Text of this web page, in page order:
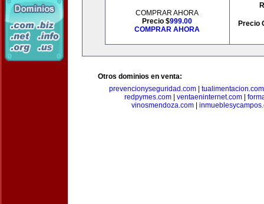
COMPRAR AHORA
Precio $999.00
COMPRAR AHORA
Precio
Otros dominios en venta:
prevencionyseguridad.com
tualimentacion.com
redpymes.com
ventaeninternet.com
vinosmendoza.com|